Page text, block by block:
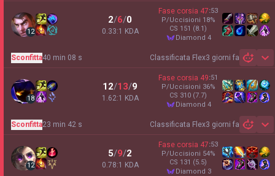
12
2/6/0
0.33:1 KDA
Fase corsia 47:53
P/Uccisioni 18%
CS 151 (8.1)
diamond 4
Classificata Flex3 giorni fa
Sconfitta40 min 08 s
18
12/13/9
1.62:1 KDA
Fase corsia 49:51
P/Uccisioni 36%
CS 310 (7.7)
diamond 4
Classificata Flex3 giorni fa
Sconfitta23 min 42 s
12
5/9/2
0.78:1 KDA
Fase corsia 47:53
P/Uccisioni 54%
CS 131 (5.5)
diamond 3